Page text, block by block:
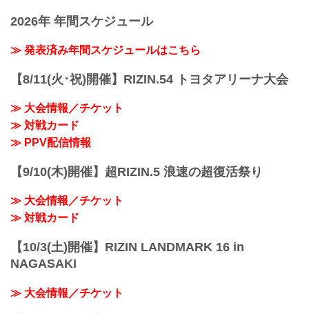
（WIN）鈴木千裕 vs. 平本蓮（LOSE）
≫ 試合結果詳細
第4試合／ 昇侍 vs. 鈴木博昭
RIZIN MMAルール：5分 3R（66.0kg）
（LOSE）昇侍 vs. 鈴木博昭（WIN）
3R（※肘有...
2026年 年間スケジュール
≫ 発表済み年間スケジュールはこちら
【8/11(火･祝)開催】RIZIN.54 トヨタアリーナ大会
≫ 大会情報／チケット
≫ 対戦カード
≫ PPV配信情報
【9/10(木)開催】超RIZIN.5 浪速の超復活祭り
≫ 大会情報／チケット
≫ 対戦カード
【10/3(土)開催】RIZIN LANDMARK 16 in
NAGASAKI
≫ 大会情報／チケット